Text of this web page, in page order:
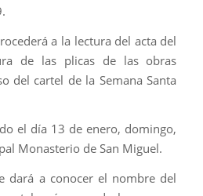
a la lectura del acta del
de las plicas de las obras
del cartel de la Semana Santa
el día 13 de enero, domingo,
Monasterio de San Miguel.
dará a conocer el nombre del